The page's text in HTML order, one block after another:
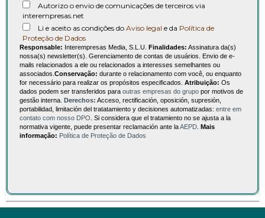
Autorizo o envio de comunicações de terceiros via
interempresas.net
Li e aceito as condições do Aviso legal e da Política de
Proteção de Dados
Responsable: Interempresas Media, S.L.U. Finalidades: Assinatura da(s)
nossa(s) newsletter(s). Gerenciamento de contas de usuários. Envio de e-
mails relacionados a ele ou relacionados a interesses semelhantes ou
associados. Conservação: durante o relacionamento com você, ou enquanto
for necessário para realizar os propósitos especificados. Atribuição: Os
dados podem ser transferidos para outras empresas do grupo por motivos de
gestão interna. Derechos: Acceso, rectificación, oposición, supresión,
portabilidad, limitación del tratatamiento y decisiones automatizadas: entre em
contato com nosso DPO . Si considera que el tratamiento no se ajusta a la
normativa vigente, puede presentar reclamación ante laAEPD Mais
informação: Política de Proteção de Dados